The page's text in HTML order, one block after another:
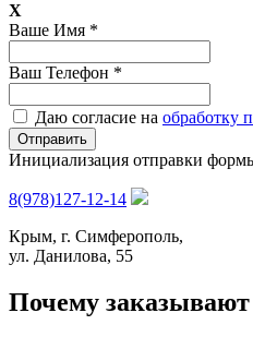
X
Ваше Имя *
Ваш Телефон *
Даю согласие на обработку
Отправить
Инициализация отправки
8(978)127-12-14
Крым, г. Симферополь,
ул. Данилова, 55
Почему заказывают